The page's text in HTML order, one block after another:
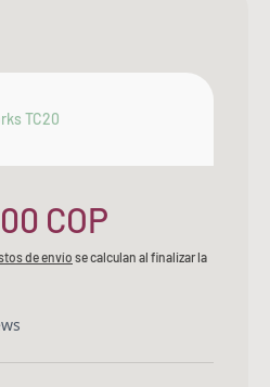
TC20
COP
de envío se calculan al finalizar la